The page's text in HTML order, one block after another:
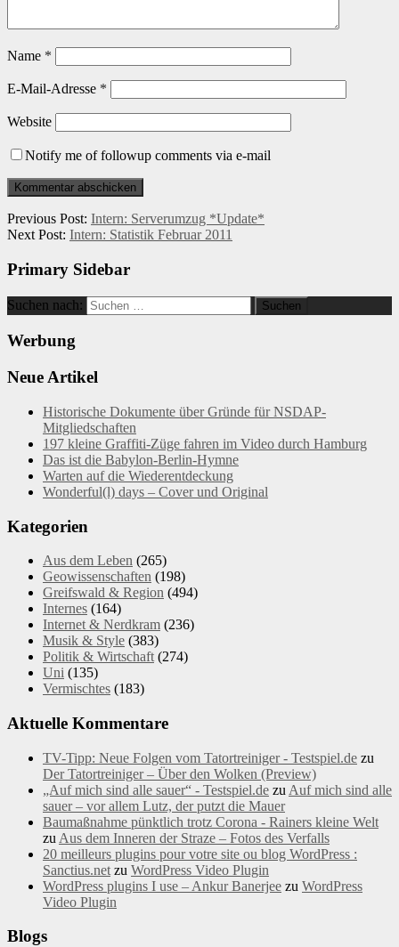
Name *
E-Mail-Adresse *
Website
Notify me of followup comments via e-mail
Previous Post: Intern: Serverumzug *Update*
Next Post: Intern: Statistik Februar 2011
Primary Sidebar
Suchen nach:
Werbung
Neue Artikel
Historische Dokumente über Gründe für NSDAP-
Mitgliedschaften
197 kleine Graffiti-Züge fahren im Video durch Hamburg
Das ist die Babylon-Berlin-Hymne
Warten auf die Wiederentdeckung
Wonderful(l) days – Cover und Original
Kategorien
Aus dem Leben (265)
Geowissenschaften (198)
Greifswald & Region (494)
Internes (164)
Internet & Nerdkram (236)
Musik & Style (383)
Politik & Wirtschaft (274)
Uni (135)
Vermischtes (183)
Aktuelle Kommentare
TV-Tipp: Neue Folgen vom Tatortreiniger - Testspiel.de zu
Der Tatortreiniger – Über den Wolken (Preview)
„Auf mich sind alle sauer“ - Testspiel.de zu Auf mich sind alle
sauer – vor allem Lutz, der putzt die Mauer
Baumaßnahme pünktlich trotz Corona - Rainers kleine Welt
zu Aus dem Inneren der Straze – Fotos des Verfalls
20 meilleurs plugins pour votre site ou blog WordPress :
Sanctius.net zu WordPress Video Plugin
WordPress plugins I use – Ankur Banerjee zu WordPress
Video Plugin
Blogs